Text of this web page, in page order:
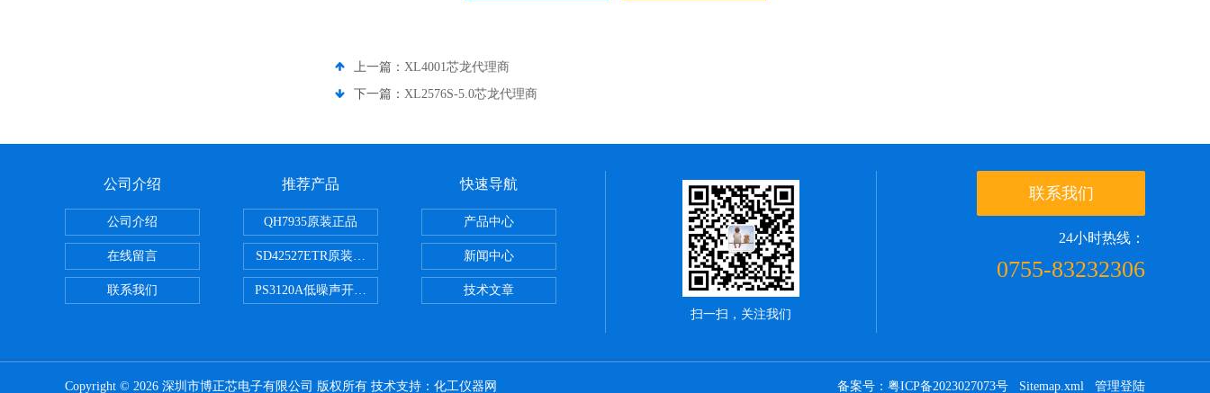
上一篇： XL4001芯龙代理商
下一篇： XL2576S-5.0芯龙代理商
公司介绍
公司介绍
在线留言
联系我们
推荐产品
QH7935原装正品
SD42527ETR原装正品
PS3120A低噪声开关电容器原装正品
快速导航
产品中心
新闻中心
技术文章
扫一扫，关注我们
联系我们
24小时热线：
0755-83232306
Copyright © 2026 深圳市博正芯电子有限公司 版权所有 技术支持： 化工仪器网 备案号：粤ICP备2023027073号 Sitemap.xml 管理登陆